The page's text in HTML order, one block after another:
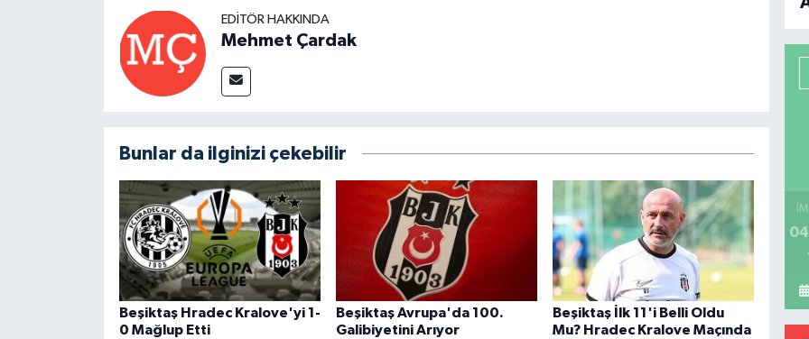
EDITÖR HAKKINDA
Mehmet Çardak
Bunlar da ilginizi çekebilir
Beşiktaş Hradec Kralove'yi 1-
0 Mağlup Etti
Beşiktaş Avrupa'da 100.
Galibiyetini Arıyor
Beşiktaş İlk 11'i Belli Oldu
Mu? Hradec Kralove Maçında